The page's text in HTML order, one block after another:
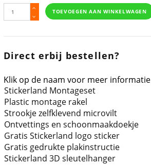
TOEVOEGEN AAN WINKELWAGEN
Direct erbij bestellen?
Klik op de naam voor meer informatie
Stickerland Montageset
Plastic montage rakel
Strookje zelfklevend microvilt
Ontvettings en schoonmaakdoekje
Gratis Stickerland logo sticker
Gratis gedrukte plakinstructie
Stickerland 3D sleutelhanger